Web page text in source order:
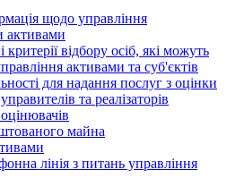
щодо управління
активами
критерії відбору осіб, які можуть
активами та суб'єктів
для надання послуг з оцінки
та реалізаторів
майна
лінія з питань управління